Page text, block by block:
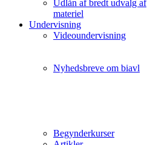
Udlån af bredt udvalg af
materiel
Undervisning
Videoundervisning
Nyhedsbreve om biavl
Begynderkurser